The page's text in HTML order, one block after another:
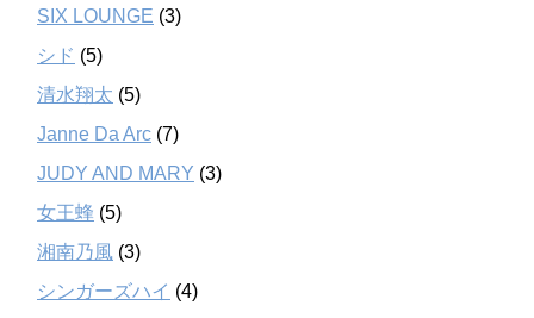
SIX LOUNGE (3)
シド (5)
清水翔太 (5)
Janne Da Arc (7)
JUDY AND MARY (3)
女王蜂 (5)
湘南乃風 (3)
シンガーズハイ (4)